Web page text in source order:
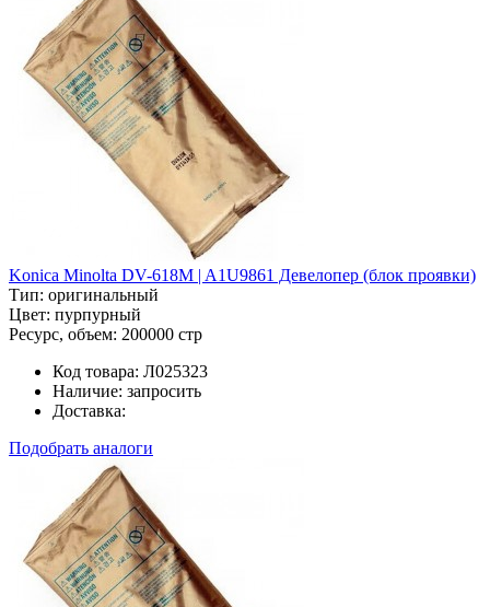
Konica Minolta DV-618M | A1U9861 Девелопер (блок проявки)
Тип: оригинальный
Цвет: пурпурный
Ресурс, объем: 200000 стр
Код товара: Л025323
Наличие: запросить
Доставка:
Подобрать аналоги